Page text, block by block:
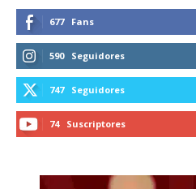
receive all the news
tobacco harm
677 Fans
590 Seguidores
747 Seguidores
74 Suscriptores